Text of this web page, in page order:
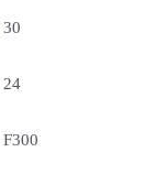
30
24
F300